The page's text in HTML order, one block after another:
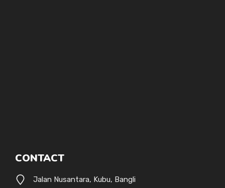
CONTACT
Jalan Nusantara, Kubu, Bangli